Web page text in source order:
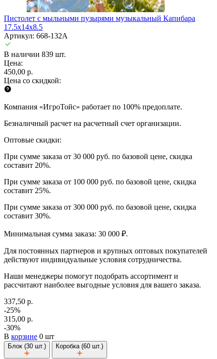
Пистолет с мыльными пузырями музыкальный Капибара
17.5х14х8.5
Артикул: 668-132A
В наличии 839 шт.
Цена:
450,00 р.
Цена со скидкой:
Компания «ИгроТойс» работает по 100% предоплате.
Безналичный расчет на расчетный счет организации.
Оптовые скидки:
При сумме заказа от 30 000 руб. по базовой цене, скидка
составит 20%.
При сумме заказа от 100 000 руб. по базовой цене, скидка
составит 25%.
При сумме заказа от 300 000 руб. по базовой цене, скидка
составит 30%.
Минимальная сумма заказа: 30 000 ₽.
Для постоянных партнеров и крупных оптовых покупателей
действуют индивидуальные условия сотрудничества.
Наши менеджеры помогут подобрать ассортимент и
рассчитают наиболее выгодные условия для вашего заказа.
337,50 р.
-25%
315,00 р.
-30%
В корзине 0 шт
Блок (30 шт.) Коробка (60 шт.)